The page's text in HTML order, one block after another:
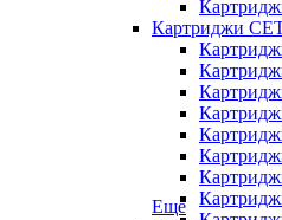
Картриджи
Еще